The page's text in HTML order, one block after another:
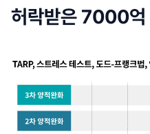
허락받은 7000억